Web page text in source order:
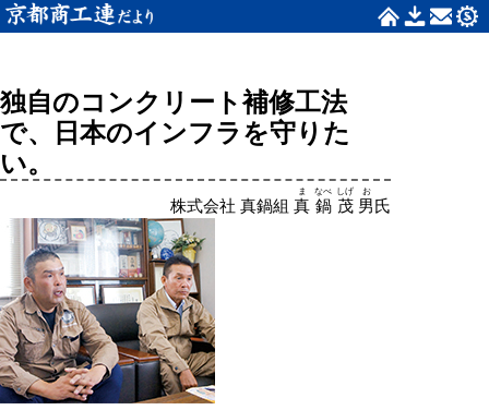
独自のコンクリート補修工法
で、日本のインフラを守りた
い。
株式会社 真鍋組真
ま
鍋
なべ
茂
しげ
男
お
氏